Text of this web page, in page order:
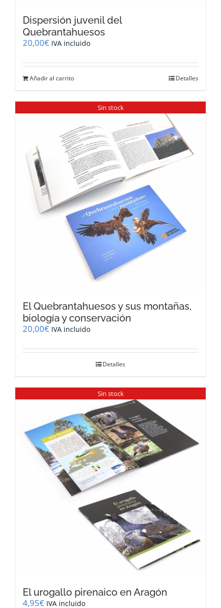
Dispersión juvenil del
Quebrantahuesos
20,00€ IVA incluido
Añadir al carrito Detalles
Sin stock
El Quebrantahuesos y sus montañas,
biología y conservación
20,00€ IVA incluido
Detalles
Sin stock
El urogallo pirenaico en Aragón
4,95€ IVA incluido